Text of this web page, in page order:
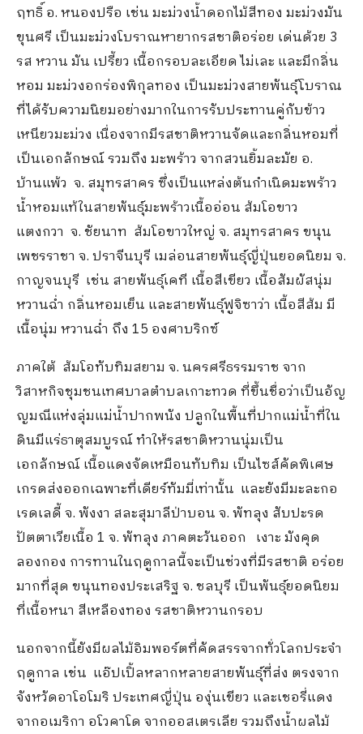
ฤทธิ์ อ. หนองปรือ เช่น มะม่วงน้ำดอกไม้สีทอง มะม่วงมัน
ขุนศรี เป็นมะม่วงโบราณหายากรสชาติอร่อย เด่นด้วย 3
รส หวาน มัน เปรี้ยว เนื้อกรอบละเอียด ไม่เละ และมีกลิ่น
หอม มะม่วงอกร่องพิกุลทอง เป็นมะม่วงสายพันธุ์โบราณ
ที่ได้รับความนิยมอย่างมากในการรับประทานคู่กับข้าว
เหนียวมะม่วง เนื่องจากมีรสชาติหวานจัดและกลิ่นหอมที่
เป็นเอกลักษณ์ รวมถึง มะพร้าว จากสวนยิ้มละมัย อ.
บ้านแพ้ว จ. สมุทรสาคร ซึ่งเป็นแหล่งต้นกำเนิดมะพร้าว
น้ำหอมแท้ในสายพันธุ์มะพร้าวเนื้ออ่อน ส้มโอขาว
แตงกวา จ. ชัยนาท ส้มโอขาวใหญ่ จ. สมุทรสาคร ขนุน
เพชรราชา จ. ปราจีนบุรี เมล่อนสายพันธุ์ญี่ปุ่นยอดนิยม จ.
กาญจนบุรี เช่น สายพันธุ์เคที เนื้อสีเขียว เนื้อสัมผัสนุ่ม
หวานฉ่ำ กลิ่นหอมเย็น และสายพันธุ์ฟูจิซาว่า เนื้อสีส้ม มี
เนื้อนุ่ม หวานฉ่ำ ถึง 15 องศาบริกซ์
ภาคใต้ ส้มโอทับทิมสยาม จ. นครศรีธรรมราช จาก
วิสาหกิจชุมชนเทศบาลตำบลเกาะทวด ที่ขึ้นชื่อว่าเป็นอัญ
ญมณีแห่งลุ่มแม่น้ำปากพนัง ปลูกในพื้นที่ปากแม่น้ำที่ใน
ดินมีแร่ธาตุสมบูรณ์ ทำให้รสชาติหวานนุ่มเป็น
เอกลักษณ์ เนื้อแดงจัดเหมือนทับทิม เป็นไซส์คัดพิเศษ
เกรดส่งออกเฉพาะที่เดียร์ทัมมี่เท่านั้น และยังมีมะละกอ
เรดเลดี้ จ. พังงา สละสุมาลีป่าบอน จ. พัทลุง สับปะรด
ปัตตาเวียเนื้อ 1 จ. พัทลุง ภาคตะวันออก เงาะ มังคุด
ลองกอง การทานในฤดูกาลนี้จะเป็นช่วงที่มีรสชาติ อร่อย
มากที่สุด ขนุนทองประเสริฐ จ. ชลบุรี เป็นพันธุ์ยอดนิยม
ที่เนื้อหนา สีเหลืองทอง รสชาติหวานกรอบ
นอกจากนี้ยังมีผลไม้อิมพอร์ตที่คัดสรรจากทั่วโลกประจำ
ฤดูกาล เช่น แอ๊ปเปิ้ลหลากหลายสายพันธุ์ที่ส่ง ตรงจาก
จังหวัดอาโอโมริ ประเทศญี่ปุ่น องุ่นเขียว และเชอรี่แดง
จากอเมริกา อโวคาโด จากออสเตรเลีย รวมถึงน้ำผลไม้